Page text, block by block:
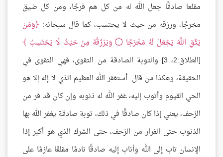
مقلعا صادقًا جعل الله له من كل هم فرجًا، ومن كل ضيق
مخرجًا، ورزقه من حيث لا يحتسب، كما قال سبحانه: وَمَنْ
يَتَّقِ اللَّهَ يَجْعَلْ لَهُ مَخْرَجًا ۝ وَيَرْزُقْهُ مِنْ حَيْثُ لَا يَحْتَسِبُ
[الطلاق:2، 3] والتوبة الصادقة من التقوى، فهي التقوى في
الحقيقة، وهكذا من قال: أستغفر الله العظيم الذي لا إله إلا هو
الحي القيوم وأتوب إليه، غفر الله له ذنوبه وإن كان قد فر من
الزحف، يعني إذا كان صادقًا في ذلك، توبة صادقة يغفر الله بها
الذنوب حتى الفرار من الزحف، حتى الشرك الذي هو أكبر إذا
الإنسان تاب إلى الله وأناب إليه صادقًا نادمًا مقلعًا عازمًا على